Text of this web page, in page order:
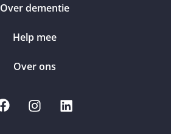
Over dementie
Help mee
Over ons